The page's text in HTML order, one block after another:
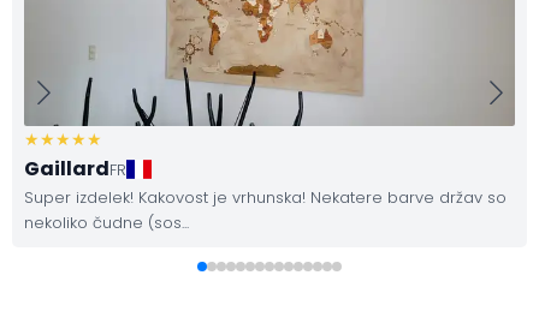
GaillardFR
Super izdelek! Kakovost je vrhunska! Nekatere barve držav so
nekoliko čudne (sos...